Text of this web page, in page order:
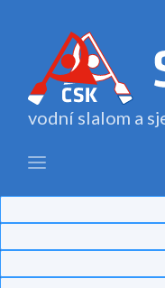
vodní slalom a